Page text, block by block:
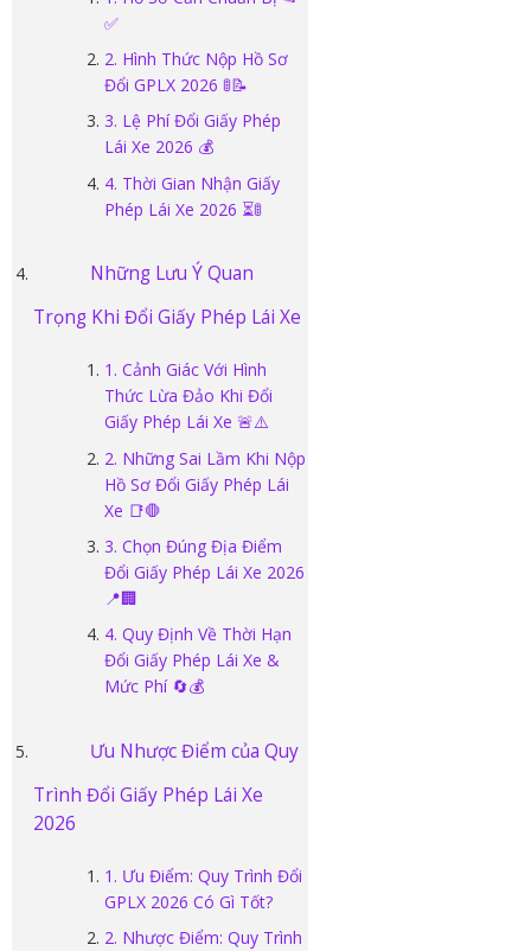
✅
2. Hình Thức Nộp Hồ Sơ
Đổi GPLX 2026 🚦📝
3. Lệ Phí Đổi Giấy Phép
Lái Xe 2026 💰
4. Thời Gian Nhận Giấy
Phép Lái Xe 2026 ⏳🚦
Những Lưu Ý Quan
Trọng Khi Đổi Giấy Phép Lái Xe
1. Cảnh Giác Với Hình
Thức Lừa Đảo Khi Đổi
Giấy Phép Lái Xe 🚨⚠️
2. Những Sai Lầm Khi Nộp
Hồ Sơ Đổi Giấy Phép Lái
Xe 📑🛑
3. Chọn Đúng Địa Điểm
Đổi Giấy Phép Lái Xe 2026
📍🏢
4. Quy Định Về Thời Hạn
Đổi Giấy Phép Lái Xe &
Mức Phí 🔄💰
Ưu Nhược Điểm của Quy
Trình Đổi Giấy Phép Lái Xe
2026
1. Ưu Điểm: Quy Trình Đổi
GPLX 2026 Có Gì Tốt?
2. Nhược Điểm: Quy Trình